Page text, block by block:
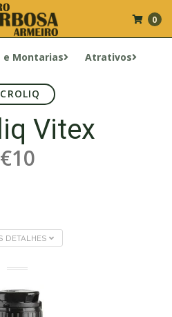
0
e Montarias Atrativos
Vitex
€10
DETALHES